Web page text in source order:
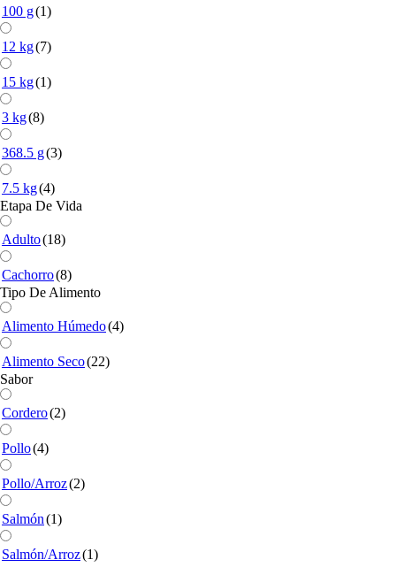
100 g(1)
12 kg(7)
15 kg(1)
3 kg(8)
368.5 g(3)
7.5 kg(4)
Etapa De Vida
Adulto(18)
Cachorro(8)
Tipo De Alimento
Alimento Húmedo(4)
Alimento Seco(22)
Sabor
Cordero(2)
Pollo(4)
Pollo/Arroz(2)
Salmón(1)
Salmón/Arroz(1)